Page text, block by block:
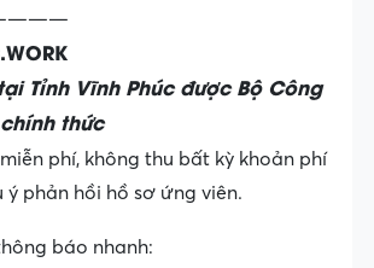
Tỉnh Vĩnh Phúc được Bộ Công
thức
phí, không thu bất kỳ khoản phí
phản hồi hồ sơ ứng viên.
báo nhanh: